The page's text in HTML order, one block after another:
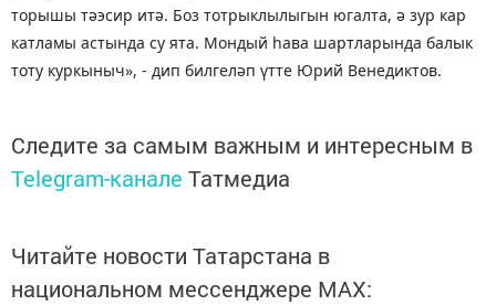
торышы тәэсир итә. Боз тотрыклылыгын югалта, ә зур кар
катламы астында су ята. Мондый һава шартларында балык
тоту куркыныч», - дип билгеләп үтте Юрий Венедиктов.
Следите за самым важным и интересным в
Telegram-канале Татмедиа
Читайте новости Татарстана в
национальном мессенджере MАХ: